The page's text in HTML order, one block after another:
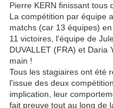
Pierre KERN finissant tous
La compétition par équipe
matchs (car 13 équipes)
11 victoires, l'équipe de
DUVALLET (FRA) et Daria
main !
Tous les stagiaires ont été
l'issue des deux
implication, leur
fait preuve tout au long de